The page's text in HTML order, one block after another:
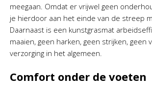
meegaan. Omdat er vrijwel geen
je hierdoor aan het einde van de streep
Daarnaast is een kunstgrasmat
maaien, geen harken, geen strijken, geen
verzorging in het algemeen.
Comfort onder de voeten